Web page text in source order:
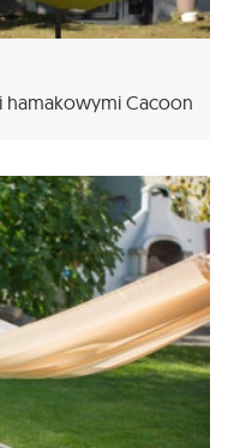
hamakowymi Cacoon